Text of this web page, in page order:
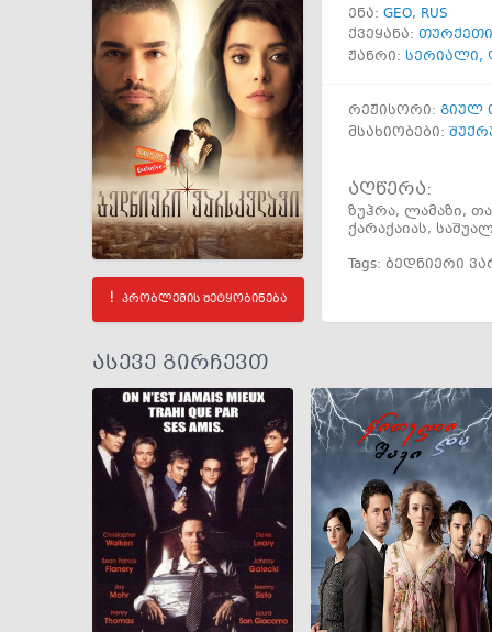
პრობლემის შეტყობინება
ენა: GEO RUS
ქვეყანა: თურქეთი
ჟანრი: სერიალი,
რეჟისორი: გიულ
მსახიობები:
აღწერა:
ზუჰრა, ლამაზი,
ქარაქაიას,
Tags: ბედნიერი
ასევე გირჩევთ